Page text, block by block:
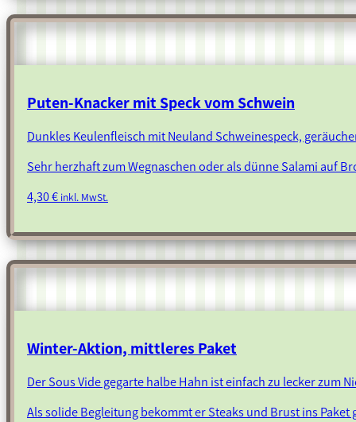
Puten-Knacker mit Speck vom Schwein
Dunkles Keulenfleisch mit Neuland Schweinespeck,
Sehr herzhaft zum Wegnaschen oder als dünne Salami auf
4,30€ inkl. MwSt.
Winter-Aktion, mittleres Paket
Der Sous Vide gegarte halbe Hahn ist einfach zu lecker zum
Als solide Begleitung bekommt er Steaks und Brust ins Paket